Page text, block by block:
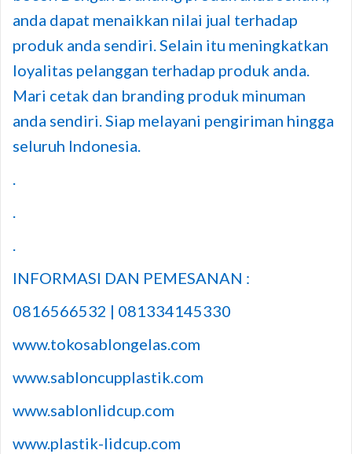
anda dapat menaikkan nilai jual terhadap
produk anda sendiri. Selain itu meningkatkan
loyalitas pelanggan terhadap produk anda.
Mari cetak dan branding produk minuman
anda sendiri. Siap melayani pengiriman hingga
seluruh Indonesia.
.
.
.
INFORMASI DAN PEMESANAN :
0816566532 | 081334145330
www.tokosablongelas.com
www.sabloncupplastik.com
www.sablonlidcup.com
www.plastik-lidcup.com